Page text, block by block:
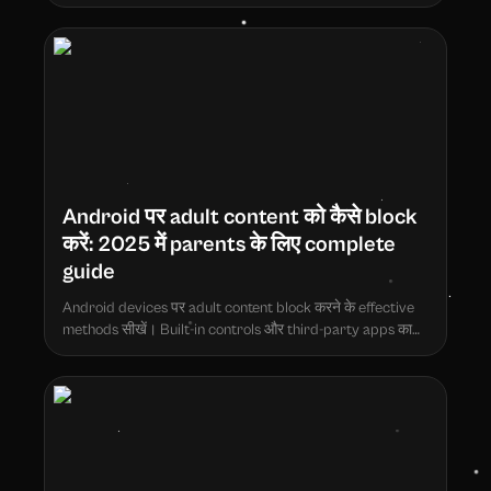
Android पर adult content को कैसे block
करें: 2025 में parents के लिए complete
guide
Android devices पर adult content block करने के effective
methods सीखें। Built-in controls और third-party apps का